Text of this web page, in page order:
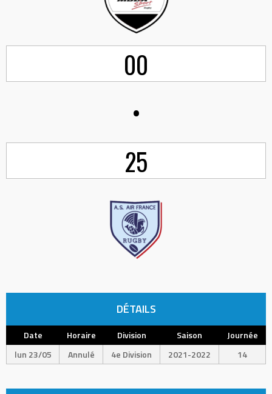
00
•
25
DÉTAILS
Date Horaire Division Saison
Journée
lun 23/05
Annulé 4e Division 2021-2022 14